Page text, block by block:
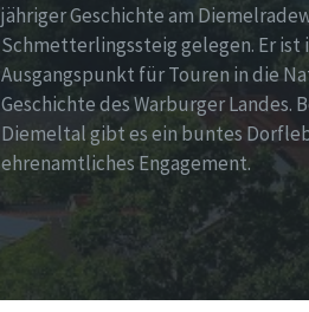
jähriger Geschichte am
Schmetterlingssteig gelegen. Er ist
Ausgangspunkt für Touren in die
Geschichte des Warburger Landes.
Diemeltal gibt es ein buntes
ehrenamtliches Engagement.